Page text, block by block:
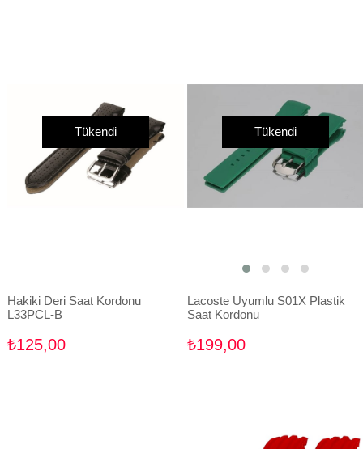
Tükendi
Hakiki Deri Saat Kordonu
L33PCL-B
₺125,00
Tükendi
Lacoste Uyumlu S01X Plastik
Saat Kordonu
₺199,00